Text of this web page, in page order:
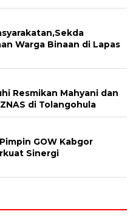
Warga Binaan di Lapas
Resmikan Mahyani dan
di Tolangohula
GOW Kabgor
Sinergi